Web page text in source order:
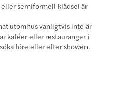
eller semiformell klädsel är
utomhus vanligtvis inte är
kaféer eller restauranger i
före eller efter showen.